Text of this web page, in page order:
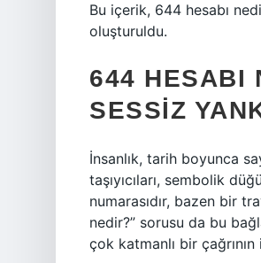
Bu içerik, 644 hesabı
oluşturuldu.
644 HESABI
SESSIZ
İnsanlık, tarih boyunca
taşıyıcıları, sembolik
numarasıdır, bazen bir
nedir?” sorusu da bu
çok katmanlı bir